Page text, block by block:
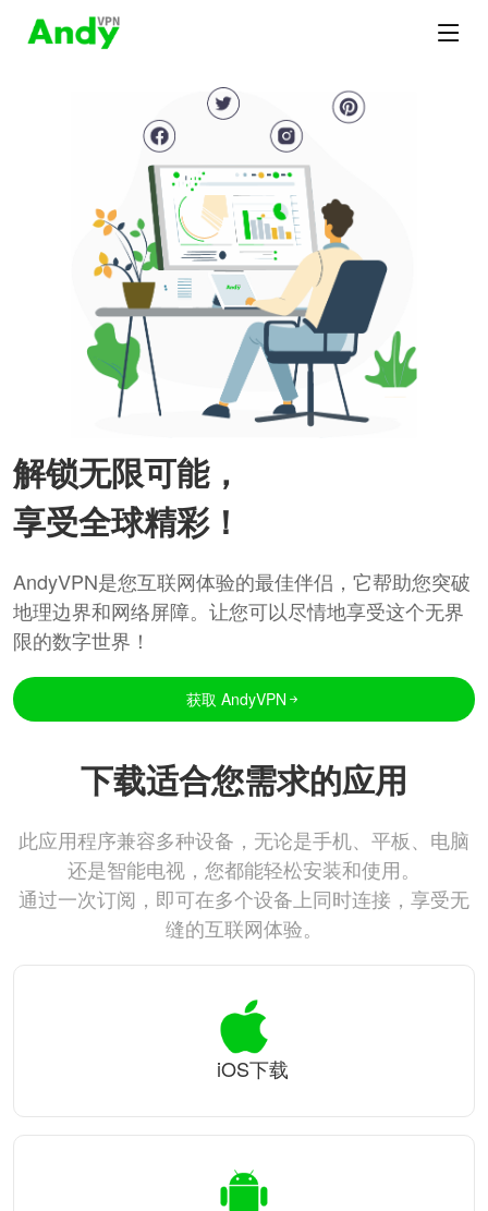
解锁无限可能，
享受全球精彩！
AndyVPN是您互联网体验的最佳伴侣，它帮助您突破
地理边界和网络屏障。让您可以尽情地享受这个无界
限的数字世界！
获取 AndyVPN
下载适合您需求的应用
此应用程序兼容多种设备，无论是手机、平板、电脑
还是智能电视，您都能轻松安装和使用。
通过一次订阅，即可在多个设备上同时连接，享受无
缝的互联网体验。
iOS下载